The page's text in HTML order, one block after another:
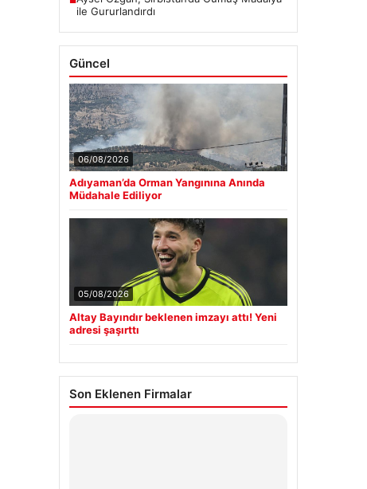
ile Gururlandırdı
Güncel
06/08/2026
Adıyaman’da Orman Yangınına Anında
Müdahale Ediliyor
05/08/2026
Altay Bayındır beklenen imzayı attı! Yeni
adresi şaşırttı
Son Eklenen Firmalar